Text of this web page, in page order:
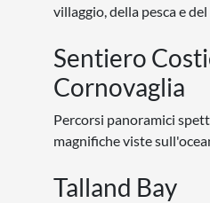
villaggio, della pesca e
Sentiero
Cornovaglia
Percorsi panoramici
magnifiche viste
Talland Bay